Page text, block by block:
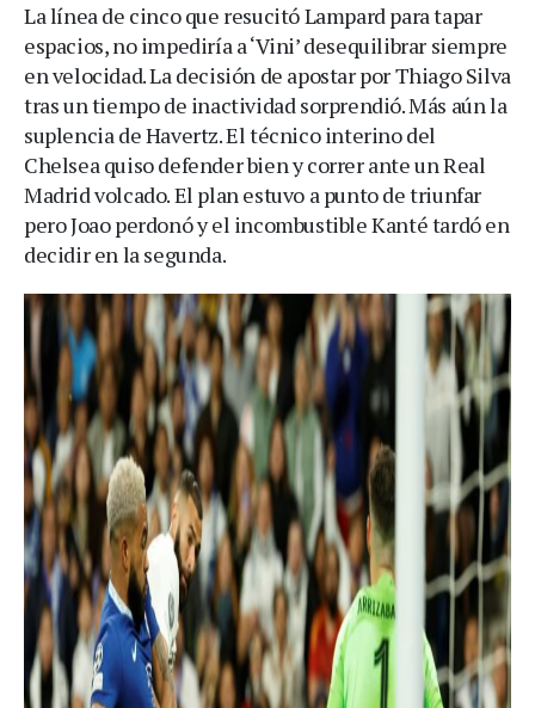
La línea de cinco que resucitó Lampard para tapar
espacios, no impediría a ‘Vini’ desequilibrar siempre
en velocidad. La decisión de apostar por Thiago Silva
tras un tiempo de inactividad sorprendió. Más aún la
suplencia de Havertz. El técnico interino del
Chelsea quiso defender bien y correr ante un Real
Madrid volcado. El plan estuvo a punto de triunfar
pero Joao perdonó y el incombustible Kanté tardó en
decidir en la segunda.